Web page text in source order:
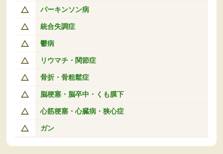
パーキンソン病
統合失調症
鬱病
リウマチ・関節症
骨折・骨粗鬆症
脳梗塞・脳卒中・くも膜下
心筋梗塞・心臓病・狭心症
ガン